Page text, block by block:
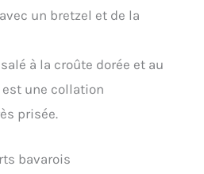
un bretzel et de la
à la croûte dorée et au
une collation
prisée.
bavarois